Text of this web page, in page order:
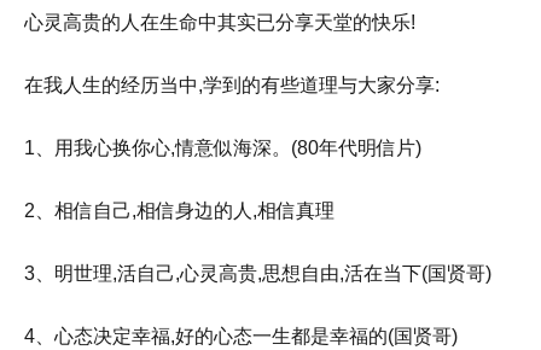
心灵高贵的人在生命中其实已分享天堂的快乐!
在我人生的经历当中,学到的有些道理与大家分享:
1、用我心换你心,情意似海深。(80年代明信片)
2、相信自己,相信身边的人,相信真理
3、明世理,活自己,心灵高贵,思想自由,活在当下(国贤哥)
4、心态决定幸福,好的心态一生都是幸福的(国贤哥)